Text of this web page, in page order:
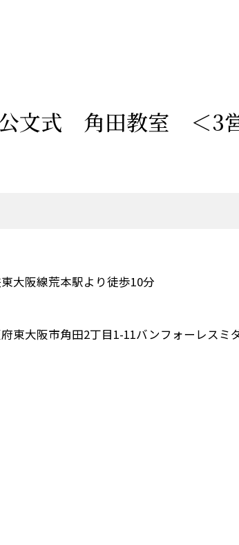
公文式 角田教室 ＜3
大阪線荒本駅より徒歩10分
東大阪市角田2丁目1-11バンフォーレスミ